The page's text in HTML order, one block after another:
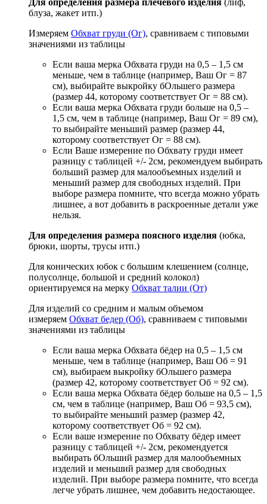
блуза, жакет итп.)
Измеряем Обхват груди (Ог), сравниваем с типовыми
значениями из таблицы
Если ваша мерка Обхвата груди на 0,5 – 1,5 см
меньше, чем в таблице (например, Ваш Ог = 87
см), выбирайте выкройку бОльшего размера
(размер 44, которому соответствует Ог = 88 см).
Если ваша мерка Обхвата груди больше на 0,5 –
1,5 см, чем в таблице (например, Ваш Ог = 89 см),
то выбирайте меньший размер (размер 44,
которому соответствует Ог = 88 см).
Если Ваше измерение по Обхвату груди имеет
разницу с таблицей +/- 2см, рекомендуем выбирать
больший размер для малообъемных изделий и
меньший размер для свободных изделий. При
выборе размера помните, что всегда можно убрать
лишнее, а вот добавить в раскроенные детали уже
нельзя.
Для определения размера поясного изделия (юбка,
брюки, шорты, трусы итп.)
Для конических юбок с большим клешением (солнце,
полусолнце, большой и средний колокол)
ориентируемся на мерку Обхват талии (От)
Для изделий со средним и малым объемом
измеряем Обхват бедер (Об), сравниваем с типовыми
значениями из таблицы
Если ваша мерка Обхвата бёдер на 0,5 – 1,5 см
меньше, чем в таблице (например, Ваш Об = 91
см), выбираем выкройку бОльшего размера
(размер 42, которому соответствует Об = 92 см).
Если ваша мерка Обхвата бёдер больше на 0,5 – 1,5
см, чем в таблице (например, Ваш Об = 93,5 см),
то выбирайте меньший размер (размер 42,
которому соответствует Об = 92 см).
Если ваше измерение по Обхвату бёдер имеет
разницу с таблицей +/- 2см, рекомендуется
выбирать бОльший размер для малообъемных
изделий и меньший размер для свободных
изделий. При выборе размера помните, что всегда
легче убрать лишнее, чем добавить недостающее.